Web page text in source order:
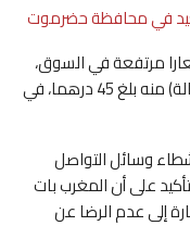
في محافظة حضرموت
مرتفعة في السوق،
تنافس أسعار الأعلاف، إذ إن سعر الوحدة (البالة) منه بلغ 45 درهما، في
وسائل التواصل
على أن المغرب بات
إلى عدم الرضا عن